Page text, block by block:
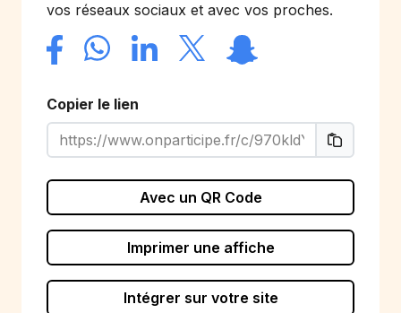
vos réseaux sociaux et avec vos proches.
Copier le lien
Avec un QR Code
Imprimer une affiche
Intégrer sur votre site